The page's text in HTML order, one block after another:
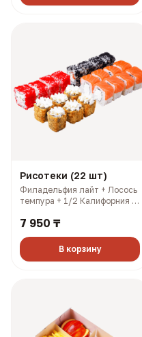
Рисотеки (22 шт)
Филадельфия лайт + Лосось
темпура + 1/2 Калифорния с
кани. 3 имбиря, 3 соевых, 3
1572 ккал)
7 950 ₸
В корзину